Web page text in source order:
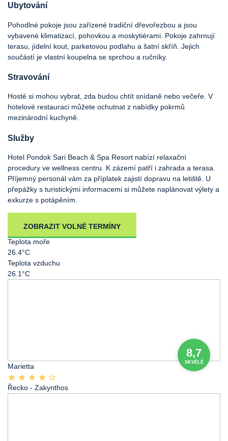
Ubytování
Pohodlné pokoje jsou zařízené tradiční dřevořezbou a jsou
vybavené klimatizací, pohovkou a moskytiérami. Pokoje zahrnují
terasu, jídelní kout, parketovou podlahu a šatní skříň. Jejich
součástí je vlastní koupelna se sprchou a ručníky.
Stravování
Hosté si mohou vybrat, zda budou chtít snídaně nebo večeře. V
hotelové restauraci můžete ochutnat z nabídky pokrmů
mezinárodní kuchyně.
Služby
Hotel Pondok Sari Beach & Spa Resort nabízí relaxační
procedury ve wellness centru. K zázemí patří i zahrada a terasa.
Příjemný personál vám za příplatek zajistí dopravu na letiště. U
přepážky s turistickými informacemi si můžete naplánovat výlety a
exkurze s potápěním.
ZOBRAZIT VOLNÉ TERMÍNY
Teplota moře
26.4°C
Teplota vzduchu
26.1°C
8,7
SKVĚLÉ
Marietta
Řecko - Zakynthos